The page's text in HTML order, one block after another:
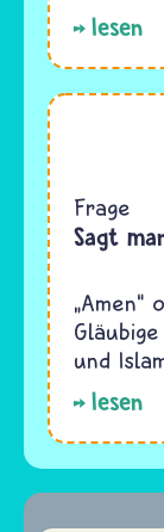
lesen
Allgemein
Frage
Sagt
„Amen“
und
lesen